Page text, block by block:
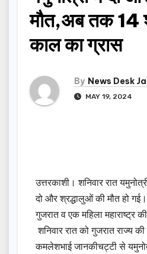
मौत,अब तक 14
काल का ग्रास
By News Desk
MAY 19, 2024
उत्तरकाशी। शनिवार रात
दो और श्रद्धालुओं की मौत हो
गुजरात व एक महिला महाराष्ट्र
शनिवार रात को गुजरात राज्य की
कमलेशभाई जानकीचट्टी से